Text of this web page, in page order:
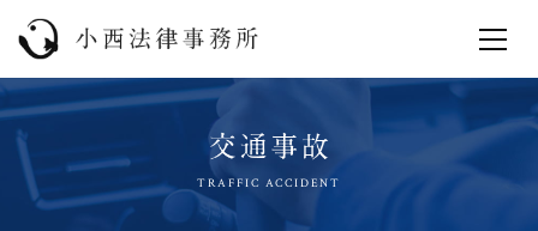
TRAFFIC ACCIDENT